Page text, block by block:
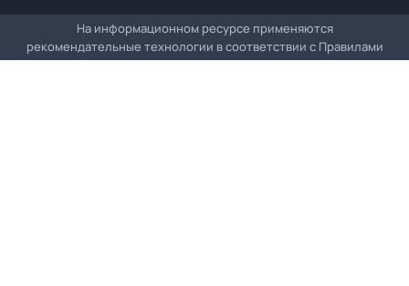
На информационном ресурсе применяются
рекомендательные технологии в соответствии с Правилами